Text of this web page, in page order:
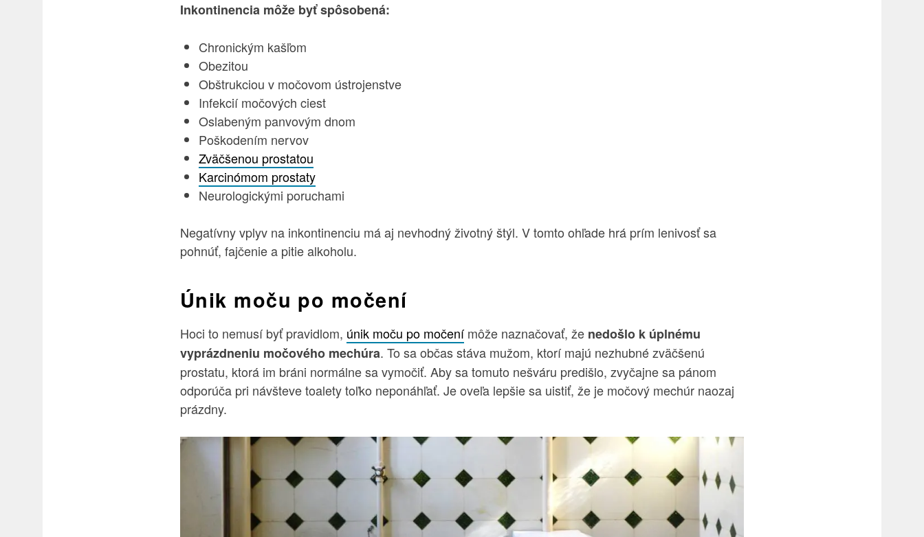
Inkontinencia môže byť spôsobená:
Chronickým kašľom
Obezitou
Obštrukciou v močovom ústrojenstve
Infekcií močových ciest
Oslabeným panvovým dnom
Poškodením nervov
Zväčšenou prostatou
Karcinómom prostaty
Neurologickými poruchami
Negatívny vplyv na inkontinenciu má aj nevhodný životný štýl. V tomto ohľade hrá prím lenivosť sa
pohnúť, fajčenie a pitie alkoholu.
Únik moču po močení
Hoci to nemusí byť pravidlom, únik moču po močenímôže naznačovať, že nedošlo k úplnému
vyprázdneniu močového mechúra. To sa občas stáva mužom, ktorí majú nezhubné zväčšenú
prostatu, ktorá im bráni normálne sa vymočiť. Aby sa tomuto nešváru predišlo, zvyčajne sa pánom
odporúča pri návšteve toalety toľko neponáhľať. Je oveľa lepšie sa uistiť, že je močový mechúr naozaj
prázdny.